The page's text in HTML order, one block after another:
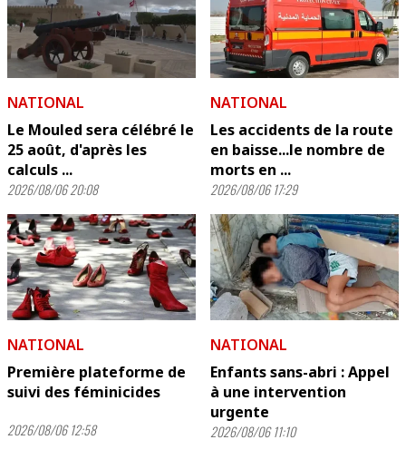
NATIONAL
Le Mouled sera célébré le
25 août, d'après les
calculs ...
2026/08/06 20:08
NATIONAL
Les accidents de la route
en baisse...le nombre de
morts en ...
2026/08/06 17:29
NATIONAL
Première plateforme de
suivi des féminicides
2026/08/06 12:58
NATIONAL
Enfants sans-abri : Appel
à une intervention
urgente
2026/08/06 11:10